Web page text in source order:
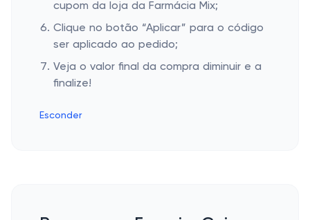
cupom da loja da Farmácia Mix;
Clique no botão “Aplicar” para o código
ser aplicado ao pedido;
Veja o valor final da compra diminuir e a
finalize!
Esconder